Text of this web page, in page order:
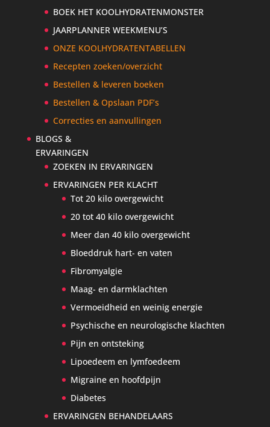
BOEK HET KOOLHYDRATENMONSTER
JAARPLANNER WEEKMENU’S
ONZE KOOLHYDRATENTABELLEN
Recepten zoeken/overzicht
Bestellen & leveren boeken
Bestellen & Opslaan PDF’s
Correcties en aanvullingen
BLOGS &
ERVARINGEN
ZOEKEN IN ERVARINGEN
ERVARINGEN PER KLACHT
Tot 20 kilo overgewicht
20 tot 40 kilo overgewicht
Meer dan 40 kilo overgewicht
Bloeddruk hart- en vaten
Fibromyalgie
Maag- en darmklachten
Vermoeidheid en weinig energie
Psychische en neurologische klachten
Pijn en ontsteking
Lipoedeem en lymfoedeem
Migraine en hoofdpijn
Diabetes
ERVARINGEN BEHANDELAARS